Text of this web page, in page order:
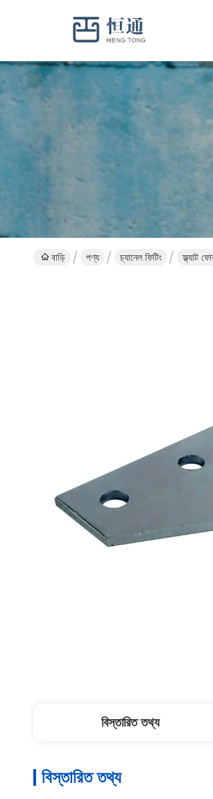
বাড়ি পণ্য চ্যানেল ফিটিং ফ্ল্যাট
বিস্তারিত তথ্য
বিস্তারিত তথ্য